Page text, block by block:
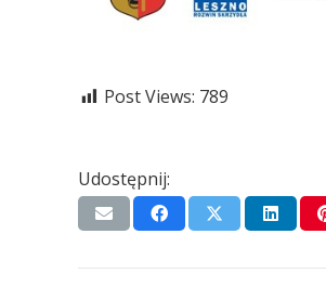
Post Views: 789
Udostępnij: